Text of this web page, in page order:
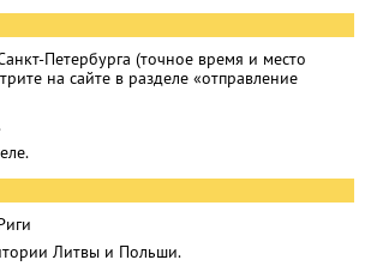
Петербурга (точное время и место
на сайте в разделе «отправление
Литвы и Польши.